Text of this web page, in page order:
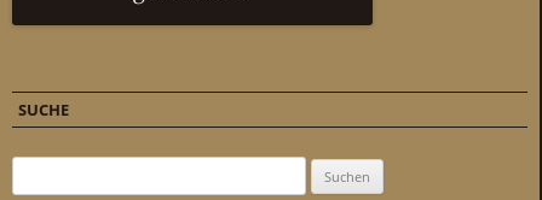
SUCHE